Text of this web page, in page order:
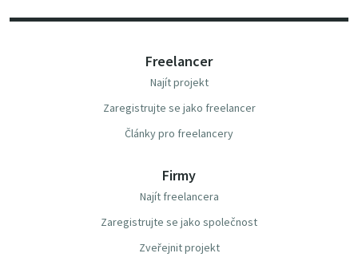
Freelancer
Najít projekt
Zaregistrujte se jako freelancer
Články pro freelancery
Firmy
Najít freelancera
Zaregistrujte se jako společnost
Zveřejnit projekt